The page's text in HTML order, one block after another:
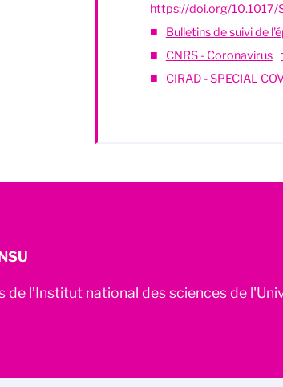
https://doi.org/
Bulletins de suivi de
CNRS - Coronavirus
CIRAD - SPECIAL
de l’Institut national des sciences de